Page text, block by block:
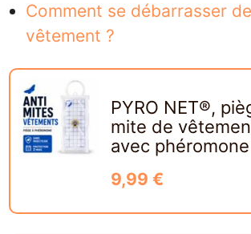
Comment se débarrasser
vêtement ?
PYRO NET®,
mite de
avec phéromone
9,99 €